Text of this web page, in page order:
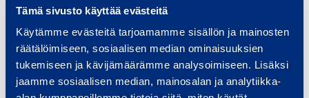
Tämä sivusto käyttää evästeitä
Käytämme evästeitä tarjoamamme sisällön ja mainosten
räätälöimiseen, sosiaalisen median ominaisuuksien
tukemiseen ja kävijämäärämme analysoimiseen. Lisäksi
jaamme sosiaalisen median, mainosalan ja analytiikka-
Pituus
Leveys 0,76 m
Korkeus 1,65 m